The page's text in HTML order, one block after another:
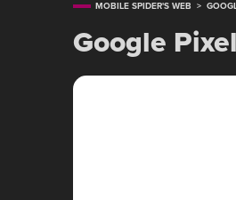
MOBILE SPIDER'S WEB >
Google